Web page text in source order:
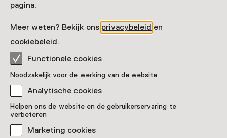
pagina.
Meer weten? Bekijk ons privacybeleid en
cookiebeleid.
Functionele cookies
Noodzakelijk voor de werking van de website
Analytische cookies
Helpen ons de website en de gebruikerservaring te
verbeteren
Marketing cookies
Het Laatste Avondmaal
Pronkstuk